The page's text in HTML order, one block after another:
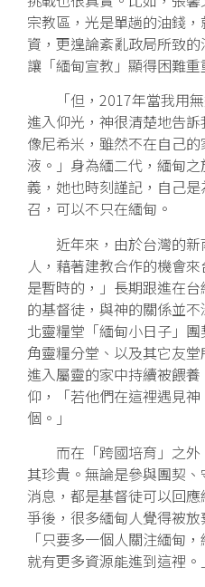
宗教區，光是單趟的油錢
資，更遑論紊亂政局所致
讓「緬甸宣教」顯得困難重
「但，2017年當我用無
進入仰光，神很清楚地告
像尼希米，雖然不在自己
液。」身為緬二代，緬甸
義，她也時刻謹記，自己
召，可以不只在緬甸。
近年來，由於台灣的新
人，藉著建教合作的機會
是暫時的，」長期跟進在
的基督徒，與神的關係並
北靈糧堂「緬甸小日子」
角靈糧分堂、以及其它友
進入屬靈的家中持續被餵
仰，「若他們在這裡遇見
個。」
而在「跨國培育」之外
其珍貴。無論是參與團契
消息，都是基督徒可以回
爭後，很多緬甸人覺得被
「只要多一個人關注緬甸
就有更多資源能進到這裡。」